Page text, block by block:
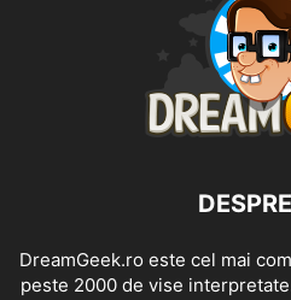
DreamGeek.ro este cel mai
peste 2000 de vise